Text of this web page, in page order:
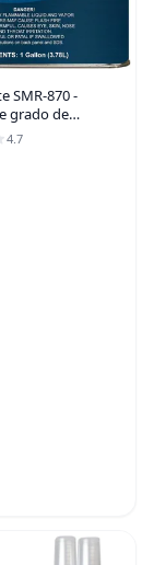
SMR-870 -
grado de
mediano
por un galón
4.7